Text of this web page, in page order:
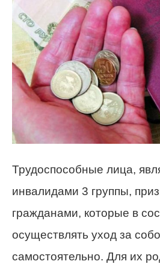
Трудоспособные лица,
инвалидами 3 группы,
гражданами, которые в
осуществлять уход за
самостоятельно. Для их